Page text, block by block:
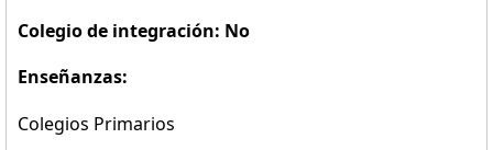
Colegio de integración: No
Enseñanzas:
Colegios Primarios